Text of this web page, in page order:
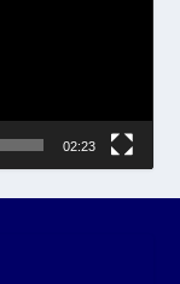
02:23